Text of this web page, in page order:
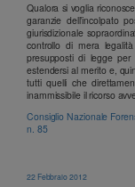
Qualora si voglia
garanzie dell’incolpato
giurisdizionale
controllo di mera
presupposti di legge per
estendersi al merito e,
tutti quelli che
inammissibile il ricorso
Consiglio Nazionale
n. 85
22 Febbraio 2012